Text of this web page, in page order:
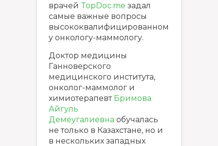
врачей TopDoc.me задал
самые важные вопросы
высококвалифицированном
у онкологу-маммологу.
Доктор медицины
Ганноверского
медицинского института,
онколог-маммолог и
химиотерапевт Бримова
Айгуль
Демеугалиевна обучалась
не только в Казахстане, но и
в нескольких западных